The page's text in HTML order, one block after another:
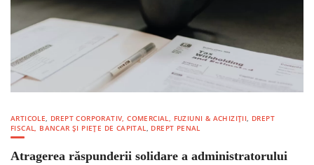
ARTICOLE, DREPT CORPORATIV, COMERCIAL, FUZIUNI & ACHIZIȚII, DREPT
FISCAL, BANCAR ȘI PIEȚE DE CAPITAL, DREPT PENAL
Atragerea răspunderii solidare a administratorului